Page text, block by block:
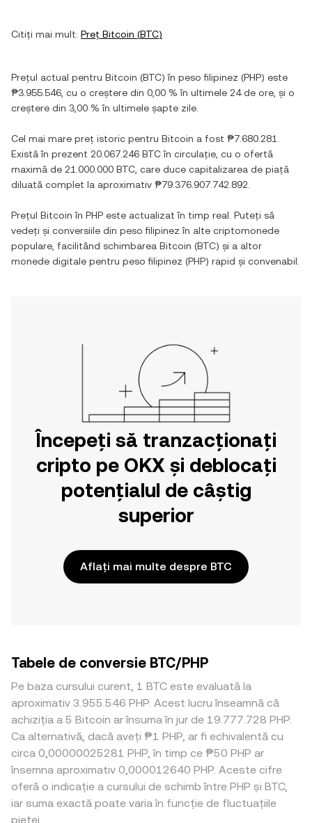
Citiți mai mult: Preț Bitcoin (BTC)
Prețul actual pentru Bitcoin (BTC) în peso filipinez (PHP) este
₱3.955.546 , cu o creștere din 0,00 % în ultimele 24 de ore, și o
creștere din 3,00 % în ultimele șapte zile.
Cel mai mare preț istoric pentru Bitcoin a fost ₱7.680.281
Există în prezent 20.067.246 BTCîn circulație, cu o ofertă
maximă de 21.000.000 BTC , care duce capitalizarea de piață
diluată complet la aproximativ ₱79.376.907.742.892
Prețul Bitcoin în PHP este actualizat în timp real. Puteți să
vedeți și conversiile din peso filipinez în alte criptomonede
populare, facilitând schimbarea Bitcoin (BTC) și a altor
monede digitale pentru peso filipinez (PHP) rapid și convenabil.
Începeți să tranzacționați
cripto pe OKX și deblocați
potențialul de câștig
superior
Aflați mai multe despre BTC
Tabele de conversie BTC/PHP
Pe baza cursului curent, 1 BTC este evaluată la
aproximativ 3.955.546 PHP. Acest lucru înseamnă că
achiziția a 5 Bitcoin ar însuma în jur de 19.777.728 PHP.
Ca alternativă, dacă aveți ₱1 PHP, ar fi echivalentă cu
circa 0,00000025281 PHP, în timp ce ₱50 PHP ar
însemna aproximativ 0,000012640 PHP. Aceste cifre
oferă o indicație a cursului de schimb între PHP și BTC,
iar suma exactă poate varia în funcție de fluctuațiile
pieței.